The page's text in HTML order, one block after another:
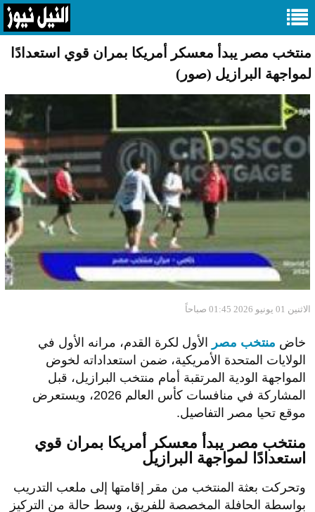
منتخب مصر يبدأ معسكر أمريكا بمران قوي استعدادًا
لمواجهة البرازيل (صور)
الاثنين 01 يونيو 2026 01:45 صباحاً
خاض منتخب مصر
الأول لكرة القدم، مرانه الأول في
الولايات المتحدة الأمريكية، ضمن استعداداته لخوض
المواجهة الودية المرتقبة أمام منتخب البرازيل، قبل
المشاركة في منافسات كأس العالم 2026، ويستعرض
موقع تحيا مصر التفاصيل.
منتخب مصر يبدأ معسكر أمريكا بمران قوي
استعدادًا لمواجهة البرازيل
وتحركت بعثة المنتخب من مقر إقامتها إلى ملعب التدريب
بواسطة الحافلة المخصصة للفريق، وسط حالة من التركيز